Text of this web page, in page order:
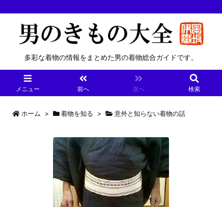
多彩な着物の情報をまとめた男の着物総合ガイドです。
メニュー 前へ 次へ 検索
ホーム > 着物を知る > 意外と知らない着物の話